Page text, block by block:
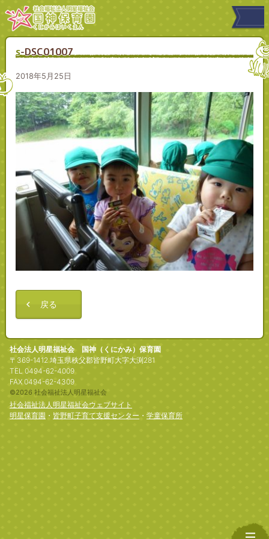
s-DSC01007
2018年5月25日
戻る
社会法人明星福祉会 国神（くにかみ）保育園
〒369-1412 埼玉県秩父郡皆野町大字大渕281
TEL 0494-62-4009
FAX 0494-62-4309
©2026 社会福祉法人明星福祉会
社会福祉法人明星福祉会ウェブサイト
明星保育園 ・ 皆野町子育て支援センター ・ 学童保育所